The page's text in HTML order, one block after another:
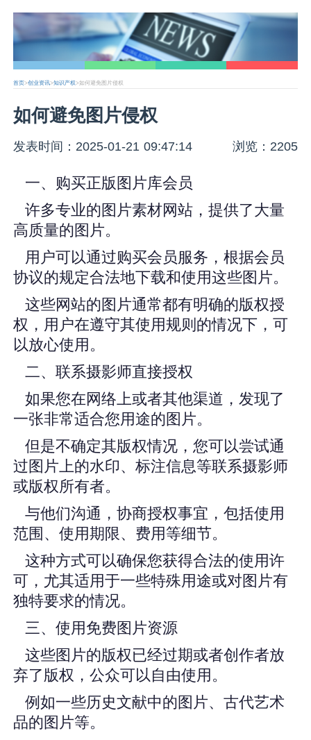
首页>创业资讯>知识产权>如何避免图片侵权
如何避免图片侵权
发表时间：2025-01-21 09:47:14 浏览：2205
一、购买正版图片库会员
许多专业的图片素材网站，提供了大量
高质量的图片。
用户可以通过购买会员服务，根据会员
协议的规定合法地下载和使用这些图片。
这些网站的图片通常都有明确的版权授
权，用户在遵守其使用规则的情况下，可
以放心使用。
二、联系摄影师直接授权
如果您在网络上或者其他渠道，发现了
一张非常适合您用途的图片。
但是不确定其版权情况，您可以尝试通
过图片上的水印、标注信息等联系摄影师
或版权所有者。
与他们沟通，协商授权事宜，包括使用
范围、使用期限、费用等细节。
这种方式可以确保您获得合法的使用许
可，尤其适用于一些特殊用途或对图片有
独特要求的情况。
三、使用免费图片资源
这些图片的版权已经过期或者创作者放
弃了版权，公众可以自由使用。
例如一些历史文献中的图片、古代艺术
品的图片等。